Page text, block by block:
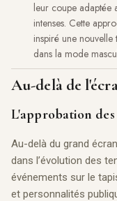
leur coupe adaptée
intenses. Cette
inspiré une
dans la mode
Au-delà de
L'approbation
Au-delà du grand
dans l’évolution des
événements sur le
et personnalités